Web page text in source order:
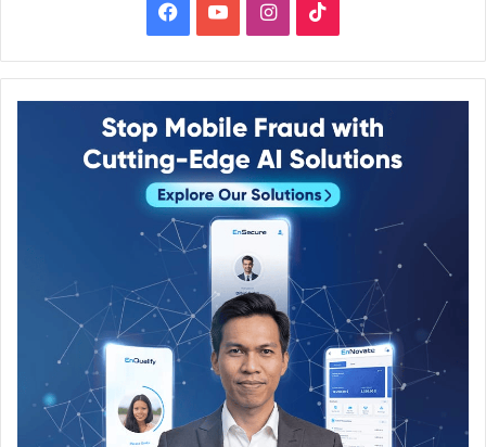
Facebook
YouTubeInstagram